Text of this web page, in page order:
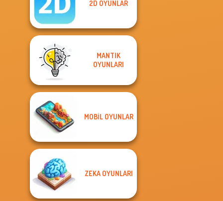
2D OYUNLAR
MANTIK
OYUNLARI
MOBIL OYUNLAR
ZEKA OYUNLARI